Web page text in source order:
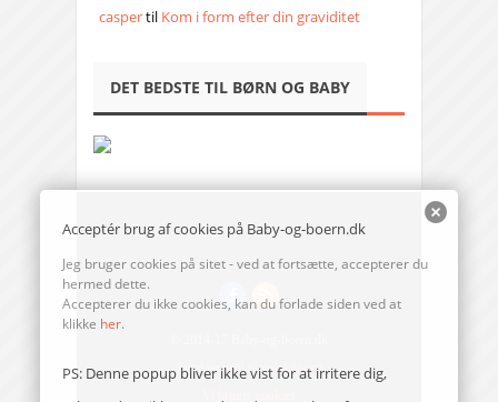
caspertil Kom i form efter din graviditet
DET BEDSTE TIL BØRN OG BABY
Send en mail til redaktionen
Acceptér brug af cookies på Baby-og-boern.dk
Jeg bruger cookies på sitet - ved at fortsætte, accepterer du
hermed dette.
Accepterer du ikke cookies, kan du forlade siden ved at
klikke her.
PS: Denne popup bliver ikke vist for at irritere dig,